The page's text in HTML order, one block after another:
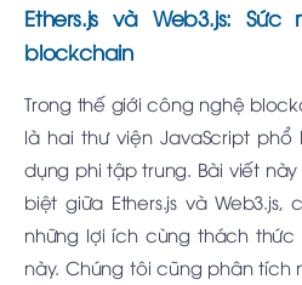
Ethers.js và Web3.js:
blockchain
Trong thế giới công nghệ
là hai thư viện JavaScript
dụng phi tập trung. Bài viết
biệt giữa Ethers.js và
những lợi ích cùng thách
này. Chúng tôi cũng phân tích